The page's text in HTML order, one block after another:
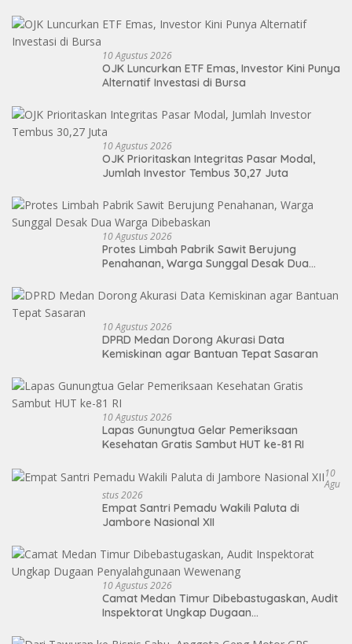
10 Agustus 2026
OJK Luncurkan ETF Emas, Investor Kini Punya
Alternatif Investasi di Bursa
10 Agustus 2026
OJK Prioritaskan Integritas Pasar Modal,
Jumlah Investor Tembus 30,27 Juta
10 Agustus 2026
Protes Limbah Pabrik Sawit Berujung
Penahanan, Warga Sunggal Desak Dua
10 Agustus 2026
DPRD Medan Dorong Akurasi Data
Kemiskinan agar Bantuan Tepat Sasaran
10 Agustus 2026
Lapas Gunungtua Gelar Pemeriksaan
Kesehatan Gratis Sambut HUT ke-81 RI
10
Agu
Stus 2026
Empat Santri Pemadu Wakili Paluta di
Jambore Nasional XII
10 Agustus 2026
Camat Medan Timur Dibebastugaskan, Audit
Inspektorat Ungkap Dugaan